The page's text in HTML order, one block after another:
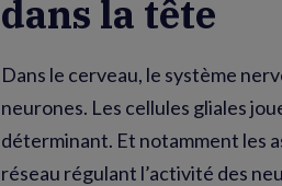
dans la tête
Dans le cerveau, le système
neurones. Les cellules gliales
déterminant. Et notamment les
réseau régulant l’activité des